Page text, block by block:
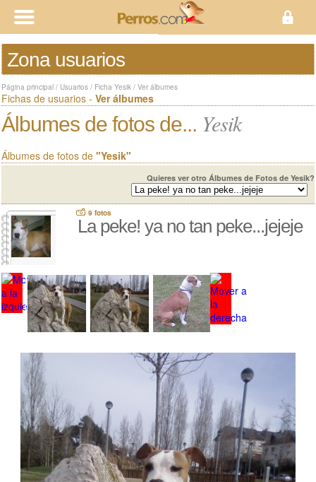
Zona usuarios
Página principal / Usuarios / Ficha Yesik / Ver álbumes
Fichas de usuarios - Ver álbumes
Álbumes de fotos de... Yesik
Álbumes de fotos de "Yesik"
Quieres ver otro Álbumes de Fotos de Yesik?
9 fotos
La peke! ya no tan peke...jejeje